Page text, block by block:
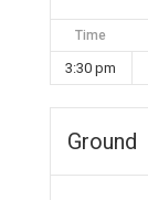
Time
3:30 pm
Ground